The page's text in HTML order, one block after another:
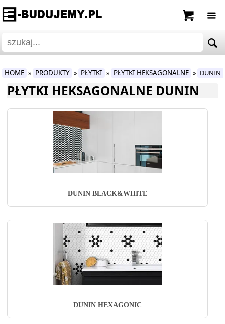
HOME » PRODUKTY » PŁYTKI » PŁYTKI HEKSAGONALNE » DUNIN
PŁYTKI HEKSAGONALNE DUNIN
DUNIN BLACK&WHITE
DUNIN HEXAGONIC